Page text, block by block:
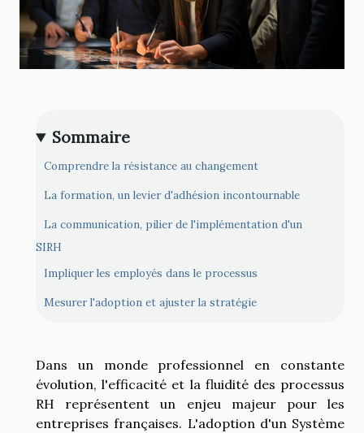
Sommaire
Comprendre la résistance au changement
La formation, un levier d'adhésion incontournable
La communication, pilier de l'implémentation d'un
SIRH
Impliquer les employés dans le processus
Mesurer l'adoption et ajuster la stratégie
Dans un monde professionnel en constante
évolution, l'efficacité et la fluidité des processus
RH représentent un enjeu majeur pour les
entreprises françaises. L'adoption d'un Système